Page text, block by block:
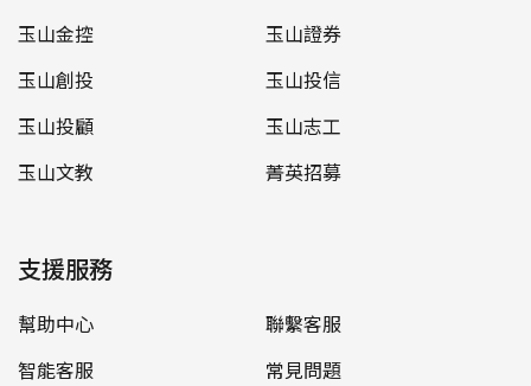
玉山金控
玉山證券
玉山創投
玉山投信
玉山投顧
玉山志工
玉山文教
菁英招募
支援服務
幫助中心
聯繫客服
智能客服
常見問題